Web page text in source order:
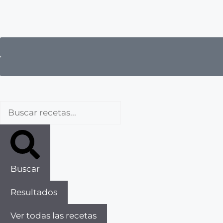
Buscar
Resultados
Ver todas las recetas